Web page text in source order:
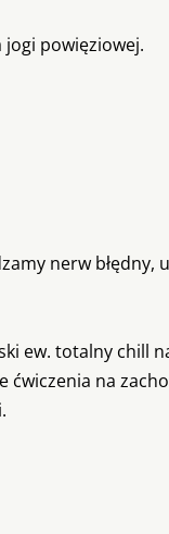
jogi powięziowej.
nerw błędny,
ew. totalny chill
na